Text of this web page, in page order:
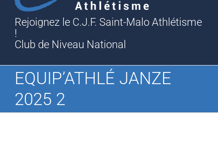
Rejoignez le C.J.F. Saint-Malo Athlétisme
!
Club de Niveau National
EQUIP’ATHLÉ JANZE
2025 2